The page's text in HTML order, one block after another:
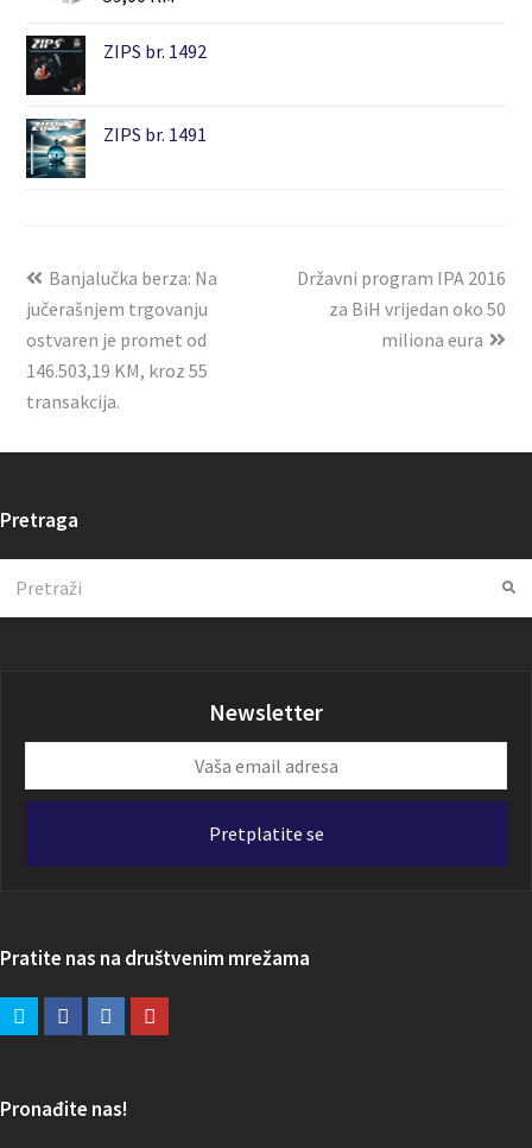
ZIPS br. 1492
ZIPS br. 1491
Banjalučka berza: Na
jučerašnjem trgovanju
ostvaren je promet od
146.503,19 KM, kroz 55
transakcija.
Državni program IPA 2016
za BiH vrijedan oko 50
miliona eura
Pretraga
Newsletter
email
Pretplatite se
Pratite nas na društvenim mrežama
Pronađite nas!